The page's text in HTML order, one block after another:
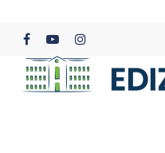
content
facebookyoutubeinstagram